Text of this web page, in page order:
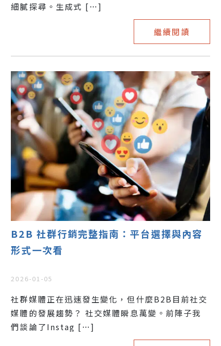
細膩探尋。生成式 […]
繼續閱讀
B2B 社群行銷完整指南：平台選擇與內容
形式一次看
2026-01-05
社群媒體正在迅速發生變化，但什麼B2B目前社交
媒體的發展趨勢？ 社交媒體瞬息萬變。前陣子我
們談論了Instag […]